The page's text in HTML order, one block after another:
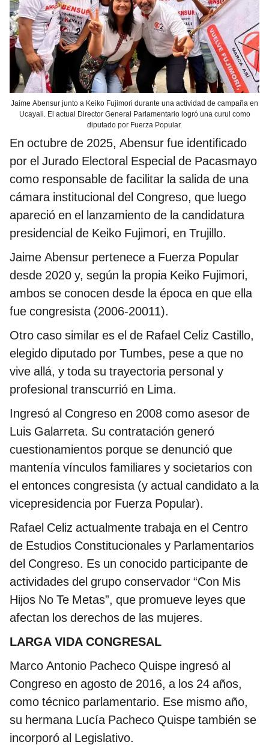
Jaime Abensur junto a Keiko Fujimori durante una actividad de campaña en
Ucayali. El actual Director General Parlamentario logró una curul como
diputado por Fuerza Popular.
En octubre de 2025, Abensur fue identificado
por el Jurado Electoral Especial de Pacasmayo
como responsable de facilitar la salida de una
cámara institucional del Congreso, que luego
apareció en el lanzamiento de la candidatura
presidencial de Keiko Fujimori, en Trujillo.
Jaime Abensur pertenece a Fuerza Popular
desde 2020 y, según la propia Keiko Fujimori,
ambos se conocen desde la época en que ella
fue congresista (2006-20011).
Otro caso similar es el de Rafael Celiz Castillo,
elegido diputado por Tumbes, pese a que no
vive allá, y toda su trayectoria personal y
profesional transcurrió en Lima.
Ingresó al Congreso en 2008 como asesor de
Luis Galarreta. Su contratación generó
cuestionamientos porque se denunció que
mantenía vínculos familiares y societarios con
el entonces congresista (y actual candidato a la
vicepresidencia por Fuerza Popular).
Rafael Celiz actualmente trabaja en el Centro
de Estudios Constitucionales y Parlamentarios
del Congreso. Es un conocido participante de
actividades del grupo conservador “Con Mis
Hijos No Te Metas”, que promueve leyes que
afectan los derechos de las mujeres.
LARGA VIDA CONGRESAL
Marco Antonio Pacheco Quispe ingresó al
Congreso en agosto de 2016, a los 24 años,
como técnico parlamentario. Ese mismo año,
su hermana Lucía Pacheco Quispe también se
incorporó al Legislativo.